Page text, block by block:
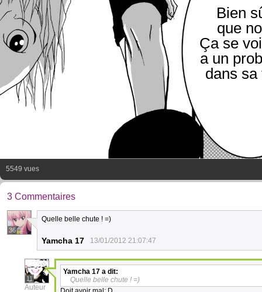
Bien
que
Ça se
a un
dans sa
5549 vues
3 Commentaires
36
Quelle belle chute ! =)
Yamcha 17 13/01/2012 21:07:47
11
Auteur
Yamcha 17 a dit:
Quelle belle chute ! =)